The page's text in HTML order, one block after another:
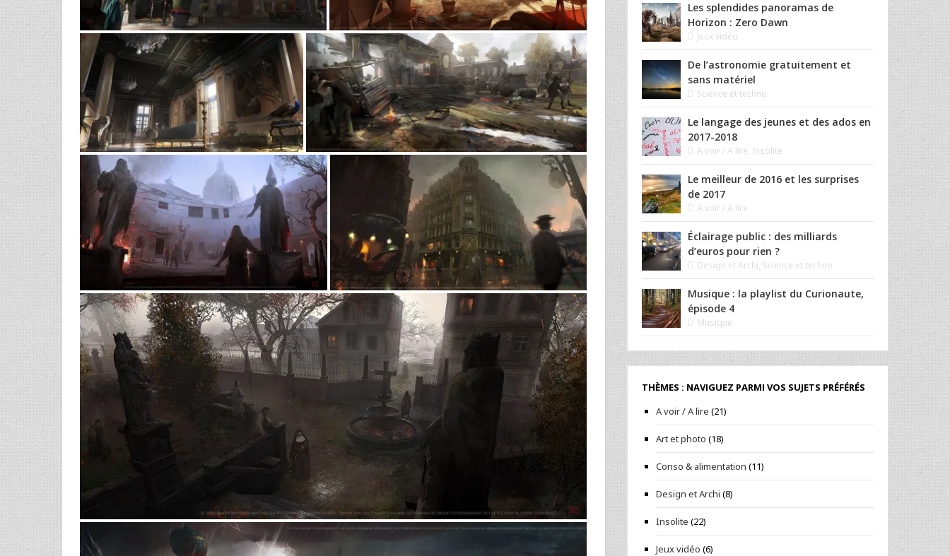
Les splendides panoramas de
Horizon : Zero Dawn
Jeux vidéo
De l’astronomie gratuitement et
sans matériel
Science et techno
Le langage des jeunes et des ados en
2017-2018
A voir / A lire, Insolite
Le meilleur de 2016 et les surprises
de 2017
A voir / A lire
Éclairage public : des milliards
d’euros pour rien ?
Design et Archi, Science et techno
Musique : la playlist du Curionaute,
épisode 4
Musique
THÈMES : NAVIGUEZ PARMI VOS SUJETS PRÉFÉRÉS
A voir / A lire (21)
Art et photo (18)
Conso & alimentation (11)
Design et Archi (8)
Insolite (22)
Jeux vidéo (6)